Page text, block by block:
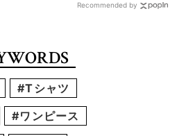
Recommended by
#Tシャツ
#ワンピース